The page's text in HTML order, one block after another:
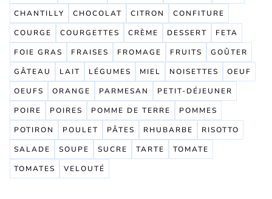
CHANTILLY
CHOCOLAT CITRON
CONFITURE
COURGE
COURGETTES CRÈME DESSERT
FETA
FOIE GRAS
FRAISES FROMAGE FRUITS
GOÛTER
GÂTEAU
LAIT LÉGUMES MIEL NOISETTES
OEUF
OEUFS
ORANGE PARMESAN
PETIT-DÉJEUNER
POIRE
POIRES POMME DE TERRE
POMMES
POTIRON
POULET PÂTES RHUBARBE
RISOTTO
SALADE
SOUPE SUCRE TARTE
TOMATE
TOMATES
VELOUTÉ